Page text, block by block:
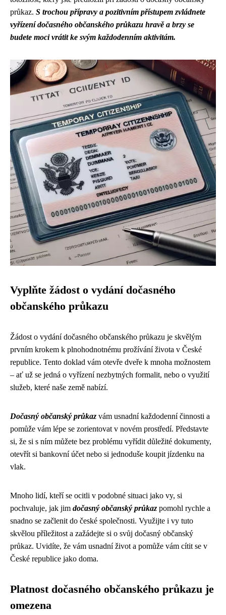
průkaz. S trochou přípravy a pozitivním přístupem zvládnete
vyřízení dočasného občanského průkazu hravě a brzy se
budete moci vrátit ke svým každodenním aktivitám.
Vyplňte žádost o vydání dočasného
občanského průkazu
Žádost o vydání dočasného občanského průkazu je skvělým
prvním krokem k plnohodnotnému prožívání života v České
republice. Tento doklad vám otevře dveře k mnoha možnostem
– ať už se jedná o vyřízení nezbytných formalit, nebo o využití
služeb, které naše země nabízí.
Dočasný občanský průkaz vám usnadní každodenní činnosti a
pomůže vám lépe se zorientovat v novém prostředí. Představte
si, že si s ním můžete bez problému vyřídit důležité dokumenty,
otevřít si bankovní účet nebo si jednoduše koupit jízdenku na
vlak.
Mnoho lidí, kteří se ocitli v podobné situaci jako vy, si
pochvaluje, jak jim dočasný občanský průkaz pomohl rychle a
snadno se začlenit do české společnosti. Využijte i vy tuto
skvělou příležitost a zažádejte si o svůj dočasný občanský
průkaz. Uvidíte, že vám usnadní život a pomůže vám cítit se v
České republice jako doma.
Platnost dočasného občanského průkazu je
omezena